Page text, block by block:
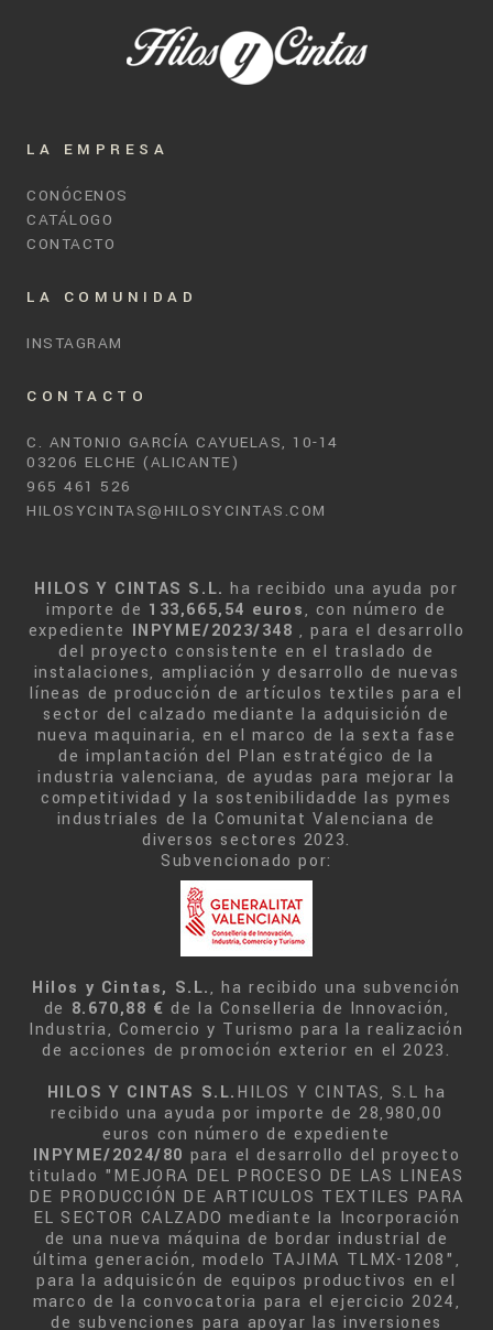
LA EMPRESA
CONÓCENOS
CATÁLOGO
CONTACTO
LA COMUNIDAD
INSTAGRAM
CONTACTO
C. ANTONIO GARCÍA CAYUELAS, 10-14
03206 ELCHE (ALICANTE)
965 461 526
HILOSYCINTAS@HILOSYCINTAS.COM
HILOS Y CINTAS S.L. ha recibido una ayuda por
importe de 133,665,54 euros, con número de
expediente INPYME/2023/348 , para el desarrollo
del proyecto consistente en el traslado de
instalaciones, ampliación y desarrollo de nuevas
líneas de producción de artículos textiles para el
sector del calzado mediante la adquisición de
nueva maquinaria, en el marco de la sexta fase
de implantación del Plan estratégico de la
industria valenciana, de ayudas para mejorar la
competitividad y la sostenibilidadde las pymes
industriales de la Comunitat Valenciana de
diversos sectores 2023.
Subvencionado por:
Hilos y Cintas, S.L., ha recibido una subvención
de 8.670,88 € de la Conselleria de Innovación,
Industria, Comercio y Turismo para la realización
de acciones de promoción exterior en el 2023.
HILOS Y CINTAS S.L.HILOS Y CINTAS, S.L ha
recibido una ayuda por importe de 28,980,00
euros con número de expediente
INPYME/2024/80 para el desarrollo del proyecto
titulado "MEJORA DEL PROCESO DE LAS LINEAS
DE PRODUCCIÓN DE ARTICULOS TEXTILES PARA
EL SECTOR CALZADO mediante la Incorporación
de una nueva máquina de bordar industrial de
última generación, modelo TAJIMA TLMX-1208",
para la adquisicón de equipos productivos en el
marco de la convocatoria para el ejercicio 2024,
de subvenciones para apoyar las inversiones